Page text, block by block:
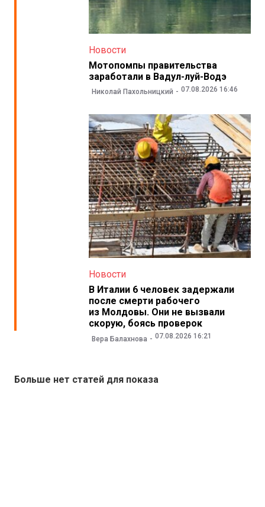
Новости
Мотопомпы правительства
заработали в Вадул-луй-Водэ
Николай Пахольницкий 07.08.2026 16:46
Новости
В Италии 6 человек задержали
после смерти рабочего
из Молдовы. Они не вызвали
скорую, боясь проверок
Вера Балахнова 07.08.2026 16:21
Больше нет статей для показа